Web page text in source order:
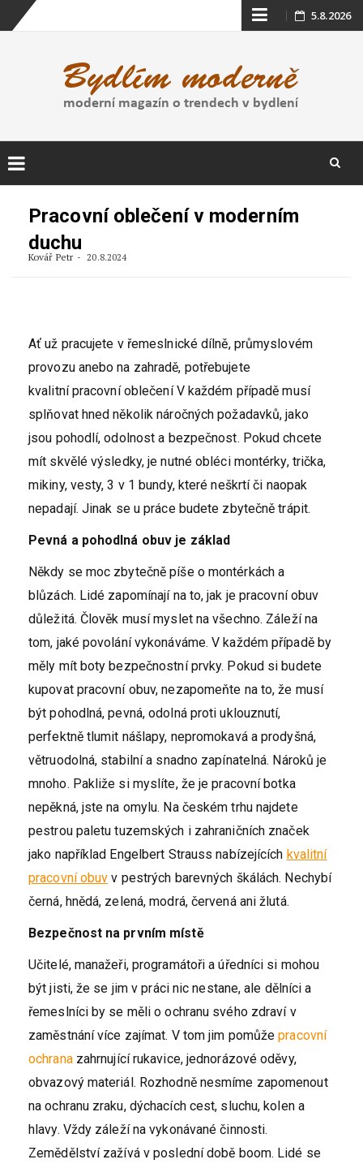
Skip
content
5.8.2026
Pracovní oblečení v moderním
duchu
Kovář Petr 20.8.2024
Ať už pracujete v řemeslnické dílně, průmyslovém
provozu anebo na zahradě, potřebujete
kvalitní pracovní oblečení V každém případě musí
splňovat hned několik náročných požadavků, jako
jsou pohodlí, odolnost a bezpečnost. Pokud chcete
mít skvělé výsledky, je nutné obléci montérky, trička,
mikiny, vesty, 3 v 1 bundy, které neškrtí či naopak
nepadají. Jinak se u práce budete zbytečně trápit.
Pevná a pohodlná obuv je základ
Někdy se moc zbytečně píše o montérkách a
blůzách. Lidé zapomínají na to, jak je pracovní obuv
důležitá. Člověk musí myslet na všechno. Záleží na
tom, jaké povolání vykonáváme. V každém případě by
měly mít boty bezpečnostní prvky. Pokud si budete
kupovat pracovní obuv, nezapomeňte na to, že musí
být pohodlná, pevná, odolná proti uklouznutí,
perfektně tlumit nášlapy, nepromokavá a prodyšná,
větruodolná, stabilní a snadno zapínatelná. Nároků je
mnoho. Pakliže si myslíte, že je pracovní botka
nepěkná, jste na omylu. Na českém trhu najdete
pestrou paletu tuzemských i zahraničních značek
jako například Engelbert Strauss nabízejících kvalitní
pracovní obuv v pestrých barevných škálách. Nechybí
černá, hnědá, zelená, modrá, červená ani žlutá.
Bezpečnost na prvním místě
Učitelé, manažeři, programátoři a úředníci si mohou
být jisti, že se jim v práci nic nestane, ale dělníci a
řemeslníci by se měli o ochranu svého zdraví v
zaměstnání více zajímat. V tom jim pomůžepracovní
ochranazahrnující rukavice, jednorázové oděvy,
obvazový materiál. Rozhodně nesmíme zapomenout
na ochranu zraku, dýchacích cest, sluchu, kolen a
hlavy. Vždy záleží na vykonávané činnosti.
Zemědělství zažívá v poslední době boom. Lidé se